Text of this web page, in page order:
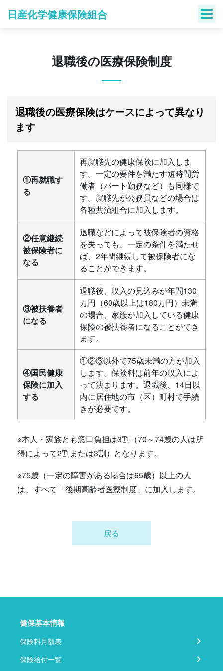
日産化学健康保険組合
退職後の医療保険制度
退職後の医療保険はケースによって異なり
ます
①再就職す
る
再就職先の健康保険に加入しま
す。一定の要件を満たす短時間労
働者（パート勤務など）も同様で
す。就職先が公務員などの場合は
各種共済組合に加入します。
②任意継続
被保険者に
なる
退職などによって被保険者の資格
を失っても、一定の条件を満たせ
ば、2年間継続して被保険者にな
ることができます。
③被扶養者
になる
退職後、収入の見込みが年間130
万円（60歳以上は180万円）未満
の場合、家族が加入している健康
保険の被扶養者になることができ
ます。
④国民健康
保険に加入
する
①②③以外で75歳未満の方が加入
します。保険料は前年の収入によ
って決まります。退職後、14日以
内に居住地の市（区）町村で手続
きが必要です。
※本人・家族とも窓口負担は3割（70～74歳の人は所
得によって2割または3割）となります。
※75歳（一定の障害がある場合は65歳）以上の人
は、すべて「後期高齢者医療制度」に加入します。
戻る
健保基本情報
保険料月額表
保険給付一覧